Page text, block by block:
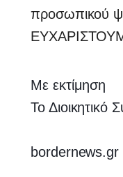
προσωπικού
Με εκτίμηση
Το Διοικητικό
bordernews.gr